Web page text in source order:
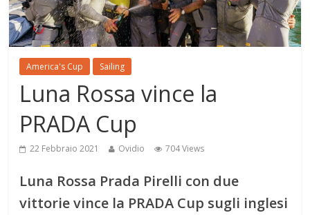
America's Cup Sailing
Luna Rossa vince la
PRADA Cup
22 Febbraio 2021 Ovidio 704 Views
Luna Rossa Prada Pirelli con due
vittorie vince la PRADA Cup sugli inglesi